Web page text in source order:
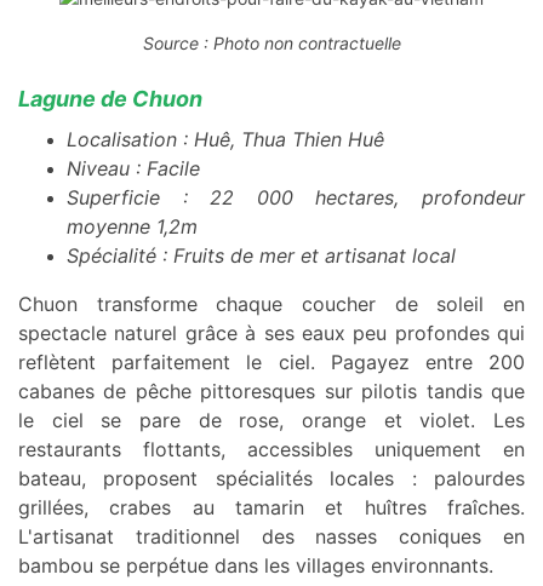
Source : Photo non contractuelle
Lagune de Chuon
Localisation : Huê, Thua Thien Huê
Niveau : Facile
Superficie : 22 000 hectares, profondeur
moyenne 1,2m
Spécialité : Fruits de mer et artisanat local
Chuon transforme chaque coucher de soleil en
spectacle naturel grâce à ses eaux peu profondes qui
reflètent parfaitement le ciel. Pagayez entre 200
cabanes de pêche pittoresques sur pilotis tandis que
le ciel se pare de rose, orange et violet. Les
restaurants flottants, accessibles uniquement en
bateau, proposent spécialités locales : palourdes
grillées, crabes au tamarin et huîtres fraîches.
L'artisanat traditionnel des nasses coniques en
bambou se perpétue dans les villages environnants.